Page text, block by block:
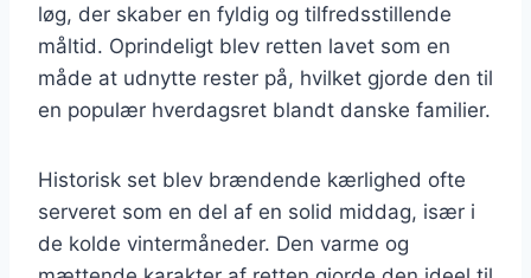
løg, der skaber en fyldig og tilfredsstillende
måltid. Oprindeligt blev retten lavet som en
måde at udnytte rester på, hvilket gjorde den til
en populær hverdagsret blandt danske familier.
Historisk set blev brændende kærlighed ofte
serveret som en del af en solid middag, især i
de kolde vintermåneder. Den varme og